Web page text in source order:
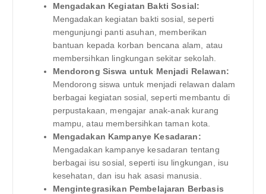
Mengadakan Kegiatan Bakti Sosial:
Mengadakan kegiatan bakti sosial, seperti
mengunjungi panti asuhan, memberikan
bantuan kepada korban bencana alam, atau
membersihkan lingkungan sekitar sekolah.
Mendorong Siswa untuk Menjadi Relawan:
Mendorong siswa untuk menjadi relawan dalam
berbagai kegiatan sosial, seperti membantu di
perpustakaan, mengajar anak-anak kurang
mampu, atau membersihkan taman kota.
Mengadakan Kampanye Kesadaran:
Mengadakan kampanye kesadaran tentang
berbagai isu sosial, seperti isu lingkungan, isu
kesehatan, dan isu hak asasi manusia.
Mengintegrasikan Pembelajaran Berbasis